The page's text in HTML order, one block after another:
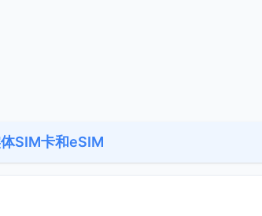
SIM卡和eSIM